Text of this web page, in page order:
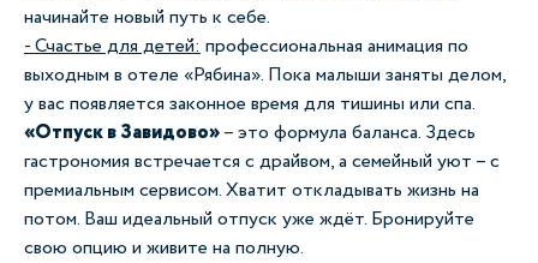
начинайте новый путь к себе.
- Счастье для детей:профессиональная анимация по
выходным в отеле «Рябина». Пока малыши заняты делом,
у вас появляется законное время для тишины или спа.
«Отпуск в Завидово»–это формула баланса. Здесь
гастрономия встречается с драйвом, а семейный уют –с
премиальным сервисом. Хватит откладывать жизнь на
потом. Ваш идеальный отпуск уже ждёт. Бронируйте
свою опцию и живите на полную.